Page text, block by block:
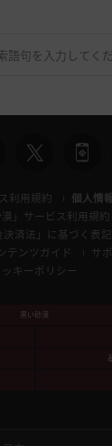
利用規約
個人情
漠」サービス利用規約
決済法」に基づく表記
テンツガイド
サ
ッキーポリシー
黒い砂漠